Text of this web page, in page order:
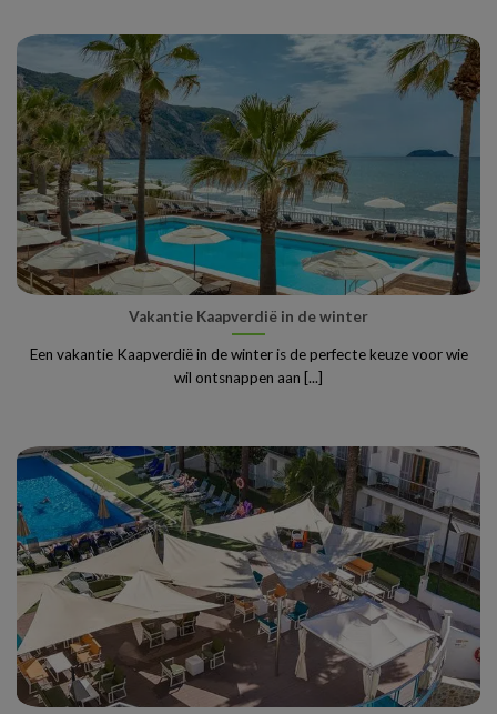
Vakantie Kaapverdië in de winter
Een vakantie Kaapverdië in de winter is de perfecte keuze voor wie
wil ontsnappen aan [...]